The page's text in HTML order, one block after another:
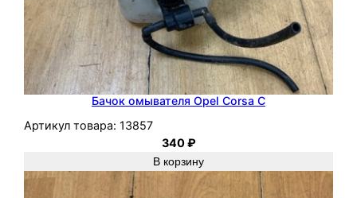
Бачок омывателя Opel Corsa C
Артикул товара: 13857
340₽
В корзину